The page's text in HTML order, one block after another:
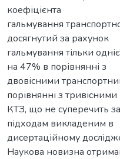
коефіцієнта
гальмування
досягнутий за рахунок
гальмування тільки
на 47% в порівнянні з
двовісними
порівнянні з тривісними
КТЗ, що не суперечить
підходам викладеним в
дисертаційному
Наукова новизна